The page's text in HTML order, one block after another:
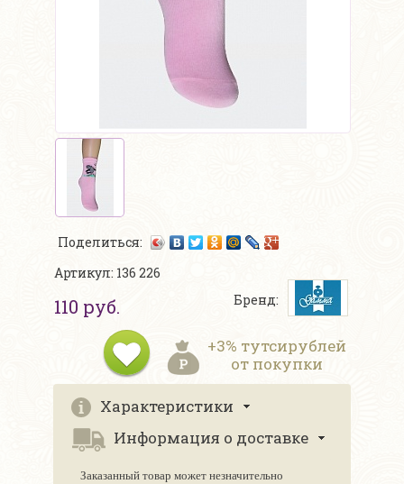
Поделиться:
Артикул: 136 226
110 руб. Бренд:
+3% тутсирублей
от покупки
Характеристики
Информация о доставке
Заказанный товар может незначительно